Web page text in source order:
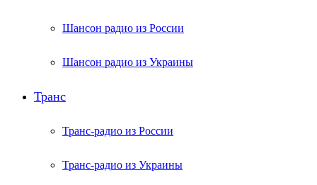
Шансон радио из России
Шансон радио из Украины
Транс
Транс-радио из России
Транс-радио из Украины